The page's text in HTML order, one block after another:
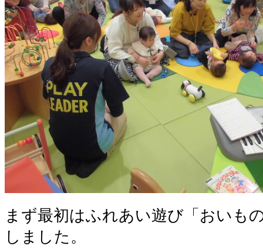
まず最初はふれあい遊び「おいも
しました。